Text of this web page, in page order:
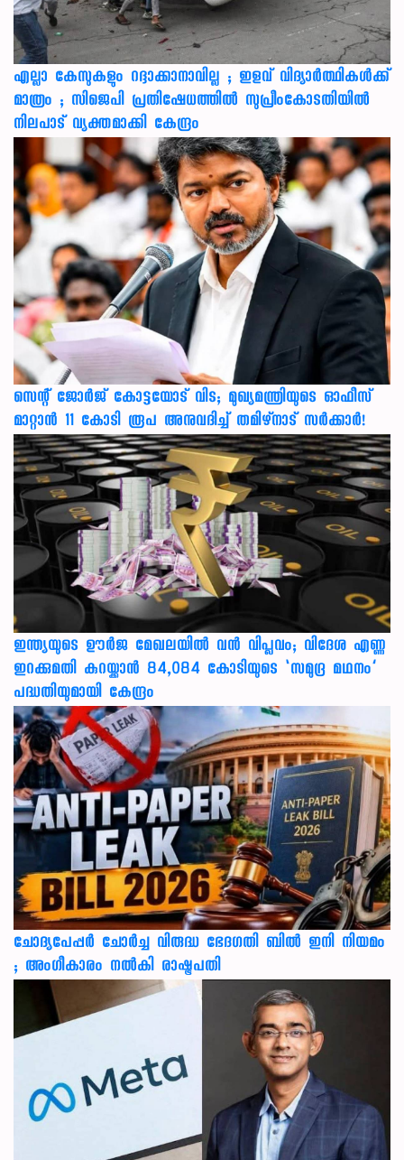
എല്ലാ കേസുകളും റദ്ദാക്കാനാവില്ല ; ഇളവ് വിദ്യാർത്ഥികൾക്ക്
മാത്രം ; സിജെപി പ്രതിഷേധത്തിൽ സുപ്രീംകോടതിയിൽ
നിലപാട് വ്യക്തമാക്കി കേന്ദ്രം
സെന്റ് ജോർജ് കോട്ടയോട് വിട; മുഖ്യമന്ത്രിയുടെ ഓഫീസ്
മാറ്റാൻ 11 കോടി രൂപ അനുവദിച്ച് തമിഴ്നാട് സർക്കാർ!
ഇന്ത്യയുടെ ഊർജ മേഖലയിൽ വൻ വിപ്ലവം; വിദേശ എണ്ണ
ഇറക്കുമതി കുറയ്ക്കാൻ 84,084 കോടിയുടെ ‘സമുദ്ര മഥനം’
പദ്ധതിയുമായി കേന്ദ്രം
ചോദ്യപേപ്പർ ചോർച്ച വിരുദ്ധ ഭേദഗതി ബിൽ ഇനി നിയമം
; അംഗീകാരം നൽകി രാഷ്ട്രപതി